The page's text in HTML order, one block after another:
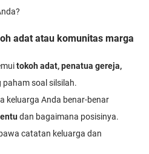
adat atau komunitas marga
tokoh adat, penatua gereja,
paham soal silsilah.
keluarga Anda benar-benar
dan bagaimana posisinya.
catatan keluarga dan